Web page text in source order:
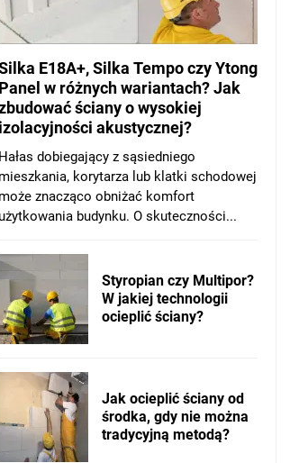
E18A+, Silka Tempo czy Ytong
Panel w różnych wariantach? Jak
ściany o wysokiej
izolacyjności akustycznej?
Hałas dobiegający z sąsiedniego
mieszkania, korytarza lub klatki schodowej
może znacząco obniżać komfort
użytkowania budynku. O skuteczności...
Styropian czy Multipor?
W jakiej technologii
ocieplić ściany?
Jak ocieplić ściany od
środka, gdy nie można
tradycyjną metodą?